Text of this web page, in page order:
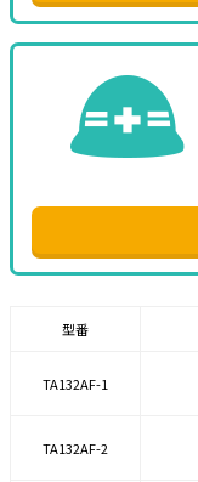
型番
TA132AF-1
TA132AF-2